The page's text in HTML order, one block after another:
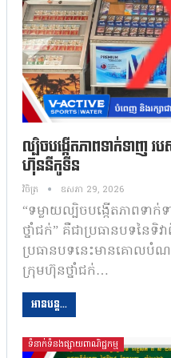
ល្បិចបង្កើតភាពទាក់ទាញ រ
ហ៊ុននីកូទីន
វិចិត្រ ឧសភា 29, 2026
“ទម្លាយល្បិចបង្កើតភាពទ
ថ្នាំជក់” គឺជាប្រធានបទនៃទិ
ប្រធានបទនេះមានគោលបំ
ក្រុមហ៊ុនថ្នាំជក់…
អានបន្ត...
ទំនាក់ទំនងផ្សាយពាណិជ្ជកម្ម